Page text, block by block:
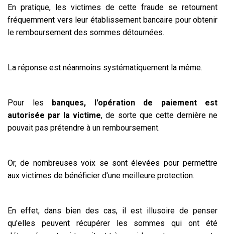
En pratique, les victimes de cette fraude se retournent
fréquemment vers leur établissement bancaire pour obtenir
le remboursement des sommes détournées.
La réponse est néanmoins systématiquement la même.
Pour les
banques, l'opération de paiement est
autorisée par la victime, de sorte que cette dernière ne
pouvait pas prétendre à un remboursement.
Or, de nombreuses voix se sont élevées pour permettre
aux victimes de bénéficier d'une meilleure protection.
En effet, dans bien des cas, il est illusoire de penser
qu'elles peuvent récupérer les sommes qui ont été